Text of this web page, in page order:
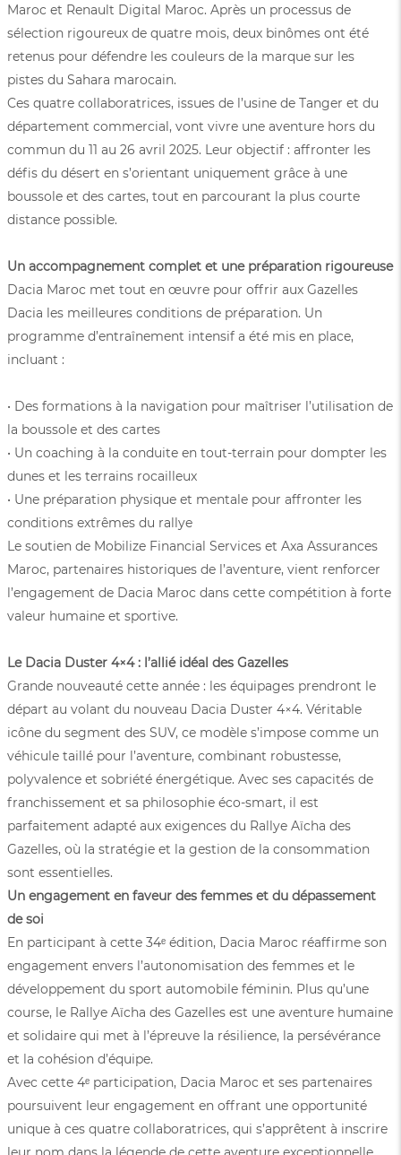
Maroc et Renault Digital Maroc. Après un processus de
sélection rigoureux de quatre mois, deux binômes ont été
retenus pour défendre les couleurs de la marque sur les
pistes du Sahara marocain.
Ces quatre collaboratrices, issues de l’usine de Tanger et du
département commercial, vont vivre une aventure hors du
commun du 11 au 26 avril 2025. Leur objectif : affronter les
défis du désert en s’orientant uniquement grâce à une
boussole et des cartes, tout en parcourant la plus courte
distance possible.
Un accompagnement complet et une préparation rigoureuse
Dacia Maroc met tout en œuvre pour offrir aux Gazelles
Dacia les meilleures conditions de préparation. Un
programme d’entraînement intensif a été mis en place,
incluant :
• Des formations à la navigation pour maîtriser l’utilisation de
la boussole et des cartes
• Un coaching à la conduite en tout-terrain pour dompter les
dunes et les terrains rocailleux
• Une préparation physique et mentale pour affronter les
conditions extrêmes du rallye
Le soutien de Mobilize Financial Services et Axa Assurances
Maroc, partenaires historiques de l’aventure, vient renforcer
l’engagement de Dacia Maroc dans cette compétition à forte
valeur humaine et sportive.
Le Dacia Duster 4×4 : l’allié idéal des Gazelles
Grande nouveauté cette année : les équipages prendront le
départ au volant du nouveau Dacia Duster 4×4. Véritable
icône du segment des SUV, ce modèle s’impose comme un
véhicule taillé pour l’aventure, combinant robustesse,
polyvalence et sobriété énergétique. Avec ses capacités de
franchissement et sa philosophie éco-smart, il est
parfaitement adapté aux exigences du Rallye Aïcha des
Gazelles, où la stratégie et la gestion de la consommation
sont essentielles.
Un engagement en faveur des femmes et du dépassement
de soi
En participant à cette 34ᵉ édition, Dacia Maroc réaffirme son
engagement envers l’autonomisation des femmes et le
développement du sport automobile féminin. Plus qu’une
course, le Rallye Aïcha des Gazelles est une aventure humaine
et solidaire qui met à l’épreuve la résilience, la persévérance
et la cohésion d’équipe.
Avec cette 4ᵉ participation, Dacia Maroc et ses partenaires
poursuivent leur engagement en offrant une opportunité
unique à ces quatre collaboratrices, qui s’apprêtent à inscrire